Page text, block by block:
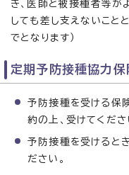
き、医師と被接種者等が
しても差し支えないこと
でとなります）
定期予防接種協力
予防接種を受ける保
約の上、受けてくださ
予防接種を受けると
ださい。